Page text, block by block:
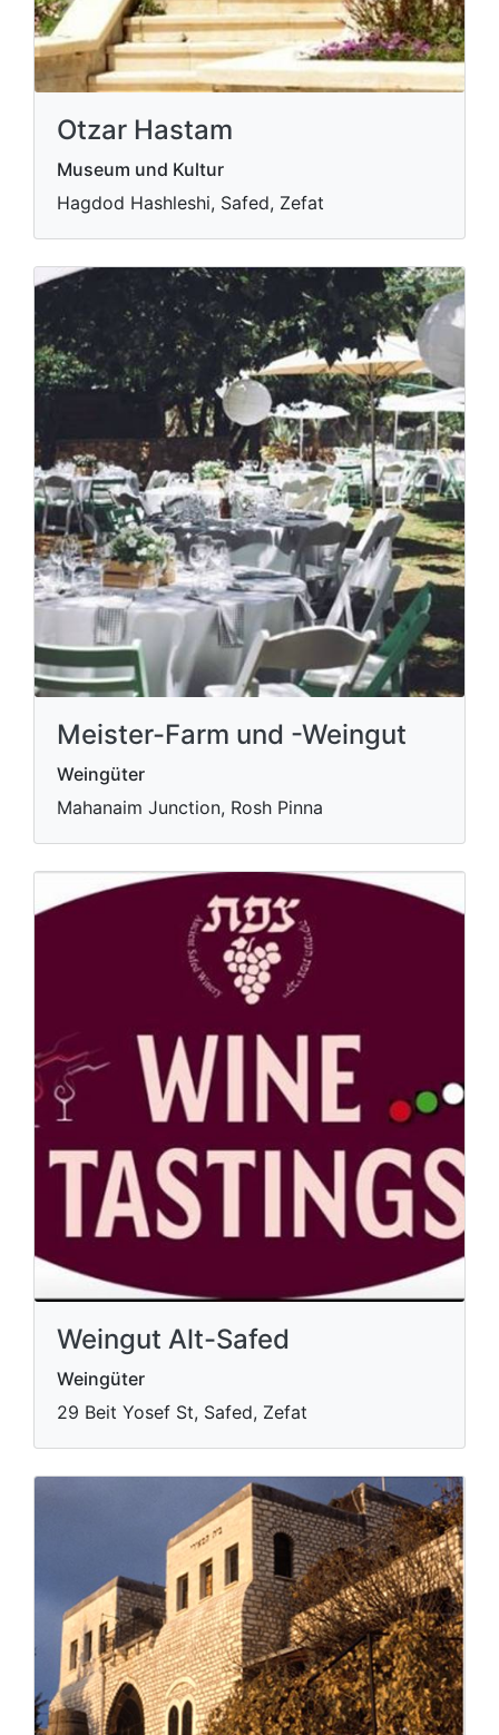
Otzar Hastam
Museum und Kultur
Hagdod Hashleshi, Safed, Zefat
Meister-Farm und -Weingut
Weingüter
Mahanaim Junction, Rosh Pinna
Weingut Alt-Safed
Weingüter
29 Beit Yosef St, Safed, Zefat